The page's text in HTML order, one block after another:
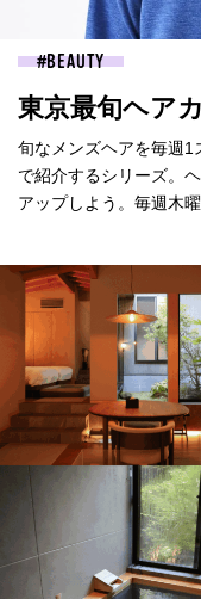
BEAUTY
東京最旬ヘア
旬なメンズヘアを毎週1
で紹介するシリーズ。
アップしよう。毎週木曜